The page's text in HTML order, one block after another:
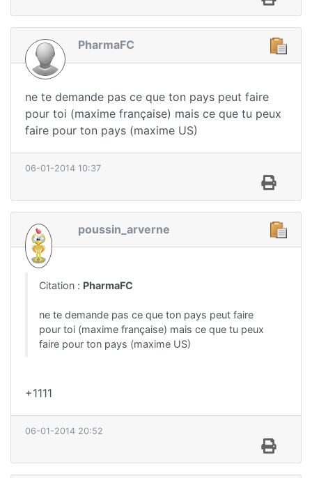
PharmaFC
ne te demande pas ce que ton pays peut faire
pour toi (maxime française) mais ce que tu peux
faire pour ton pays (maxime US)
06-01-2014 10:37
poussin_arverne
Citation : PharmaFC
ne te demande pas ce que ton pays peut faire
pour toi (maxime française) mais ce que tu peux
faire pour ton pays (maxime US)
+1111
06-01-2014 20:52